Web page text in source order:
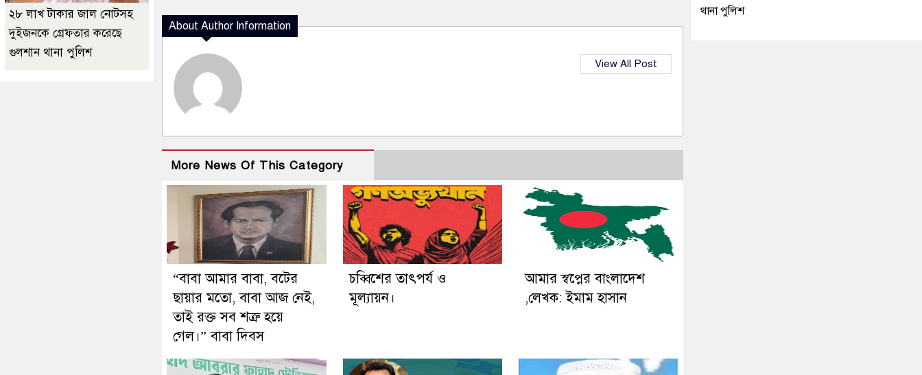
About Author Information
View All Post
More News Of This Category
“বাবা আমার বাবা, বটের
ছায়ার মতো, বাবা আজ নেই,
তাই রক্ত সব শত্রু হয়ে
গেল।” বাবা দিবস
চব্বিশের তাৎপর্য ও
মূল্যায়ন।
আমার স্বপ্নের বাংলাদেশ
,লেখক: ইমাম হাসান
২৮ লাখ টাকার জাল নোটসহ
দুইজনকে গ্রেফতার করেছে
গুলশান থানা পুলিশ
থানা পুলিশ